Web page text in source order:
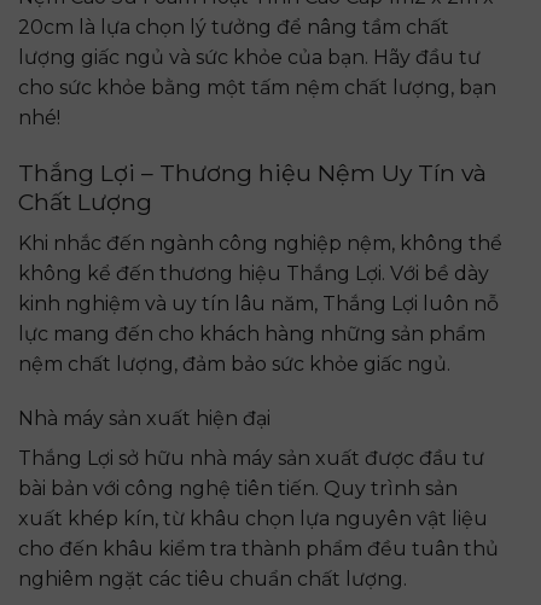
20cm là lựa chọn lý tưởng để nâng tầm chất
lượng giấc ngủ và sức khỏe của bạn. Hãy đầu tư
cho sức khỏe bằng một tấm nệm chất lượng, bạn
nhé!
Thắng Lợi – Thương hiệu Nệm Uy Tín và
Chất Lượng
Khi nhắc đến ngành công nghiệp nệm, không thể
không kể đến thương hiệu Thắng Lợi. Với bề dày
kinh nghiệm và uy tín lâu năm, Thắng Lợi luôn nỗ
lực mang đến cho khách hàng những sản phẩm
nệm chất lượng, đảm bảo sức khỏe giấc ngủ.
Nhà máy sản xuất hiện đại
Thắng Lợi sở hữu nhà máy sản xuất được đầu tư
bài bản với công nghệ tiên tiến. Quy trình sản
xuất khép kín, từ khâu chọn lựa nguyên vật liệu
cho đến khâu kiểm tra thành phẩm đều tuân thủ
nghiêm ngặt các tiêu chuẩn chất lượng.